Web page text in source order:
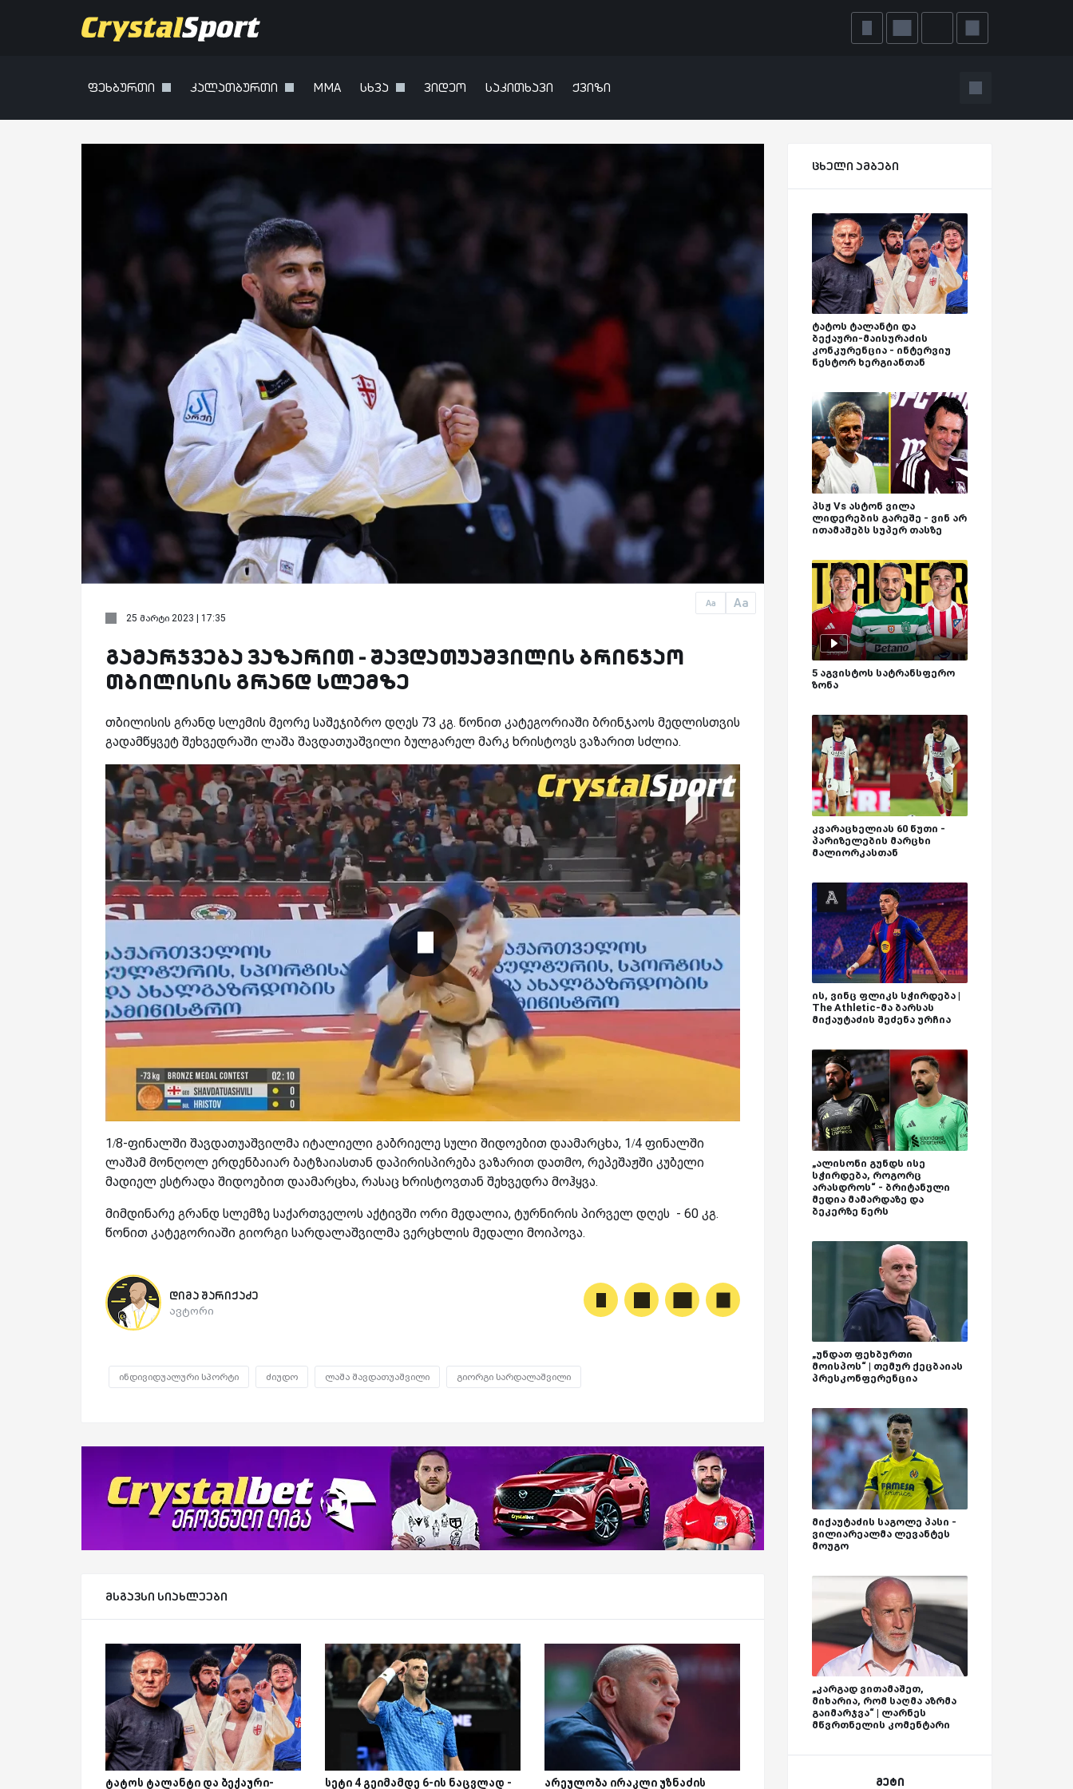
ფეხბურთი კალათბურთი MMA სხვა ვიდეო საკითხავი ქვიზი
Aa Aa
25 მარტი 2023 | 17:35
გამარჯვება ვაზარით - შავდათუაშვილის ბრინჯაო
თბილისის გრანდ სლემზე
თბილისის გრანდ სლემის მეორე საშეჯიბრო დღეს 73 კგ. წონით კატეგორიაში ბრინჯაოს მედლისთვის
გადამწყვეტ შეხვედრაში ლაშა შავდათუაშვილი ბულგარელ მარკ ხრისტოვს ვაზარით სძლია.
1/8-ფინალში შავდათუაშვილმა იტალიელი გაბრიელე სული შიდოებით დაამარცხა, 1/4 ფინალში
ლაშამ მონღოლ ერდენბაიარ ბატზაიასთან დაპირისპირება ვაზარით დათმო, რეპეშაჟში კუბელი
მადიელ ესტრადა შიდოებით დაამარცხა, რასაც ხრისტოვთან შეხვედრა მოჰყვა.
მიმდინარე გრანდ სლემზე საქართველოს აქტივში ორი მედალია, ტურნირის პირველ დღეს - 60 კგ.
წონით კატეგორიაში გიორგი სარდალაშვილმა ვერცხლის მედალი მოიპოვა.
დიმა შარიქაძე
ავტორი
ინდივიდუალური სპორტი ძიუდო ლაშა შავდათუაშვილი გიორგი სარდალაშვილი
მსგავსი სიახლეები
ტატოს ტალანტი და ბექაური-
სეტი 4 გეიმამდე 6-ის ნაცვლად -
არეულობა ირაკლი უზნაძის
ცხელი ამბები
ტატოს ტალანტი და
ბექაური-მაისურაძის
კონკურენცია - ინტერვიუ
ნესტორ ხერგიანთან
პსჟ Vs ასტონ ვილა
ლიდერების გარეშე - ვინ არ
ითამაშებს სუპერ თასზე
5 აგვისტოს სატრანსფერო
ზონა
კვარაცხელიას 60 წუთი -
პარიზელების მარცხი
მალიორკასთან
ის, ვინც ფლიკს სჭირდება |
The Athletic-მა ბარსას
მიქაუტაძის შეძენა ურჩია
„ალისონი გუნდს ისე
სჭირდება, როგორც
არასდროს“ - ბრიტანული
მედია მამარდაზე და
ბეკერზე წერს
„უნდათ ფეხბურთი
მოისპოს“ | თემურ ქეცბაიას
პრესკონფერენცია
მიქაუტაძის საგოლე პასი -
ვილიარეალმა ლევანტეს
მოუგო
„კარგად ვითამაშეთ,
მიხარია, რომ საღმა აზრმა
გაიმარჯვა“ | ლარნეს
მწვრთნელის კომენტარი
მეტი